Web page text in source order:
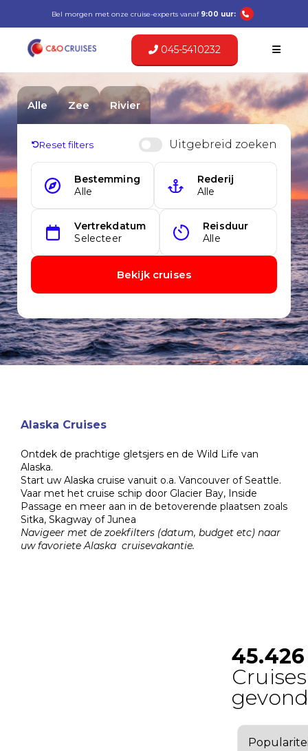
Bel morgen met onze cruise-experts vanaf 9:00 uur:
045-5410232
Alaska Cruises
Ontdek de prachtige gletsjers en de Wild Life van
Alaska.
Start uw Alaska cruise vanuit o.a. Vancouver of Seattle.
Vaar met het cruise schip door Glacier Bay, Inside
Passage en meer aan in de betoverende plaatsen zoals
Sitka, Skagway of Junea
Navigeer met de zoekfilters (datum, budget etc) naar
uw favoriete Alaska cruisevakantie.